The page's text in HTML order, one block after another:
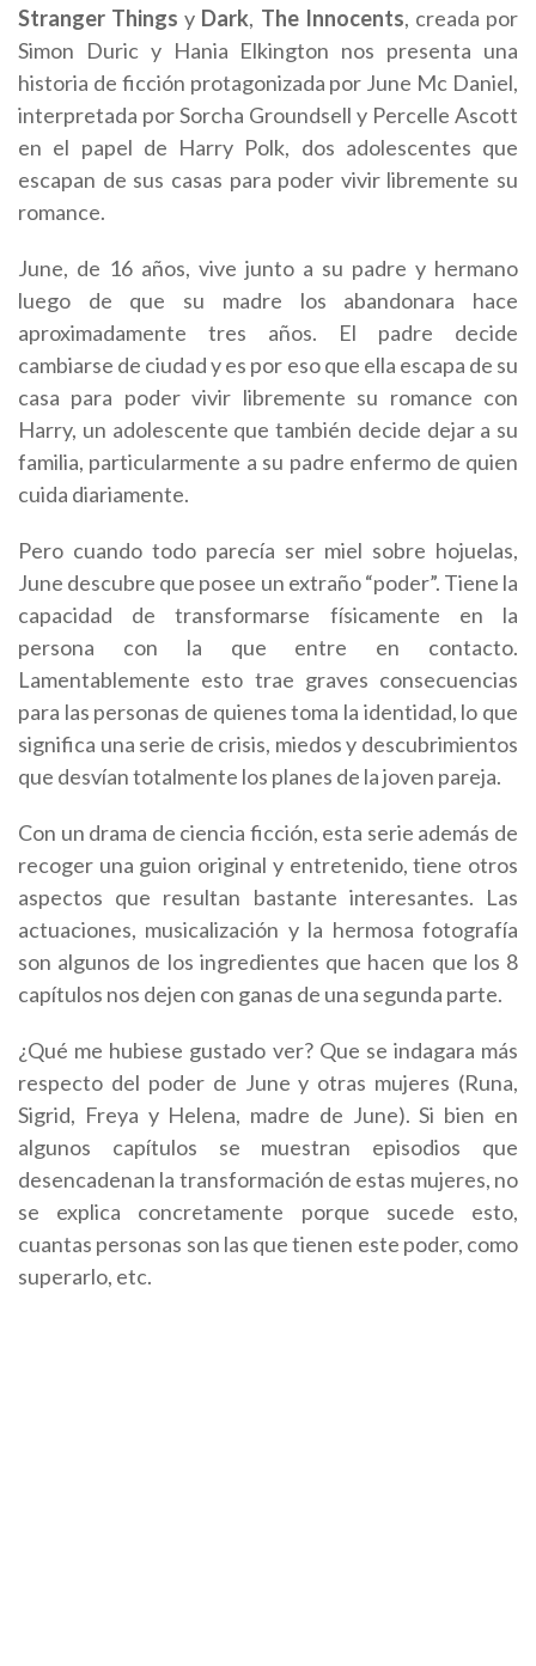
Stranger Things y Dark, The Innocents, creada por
Simon Duric y Hania Elkington nos presenta una
historia de ficción protagonizada por June Mc Daniel,
interpretada por Sorcha Groundsell y Percelle Ascott
en el papel de Harry Polk, dos adolescentes que
escapan de sus casas para poder vivir libremente su
romance.
June, de 16 años, vive junto a su padre y hermano
luego de que su madre los abandonara hace
aproximadamente tres años. El padre decide
cambiarse de ciudad y es por eso que ella escapa de su
casa para poder vivir libremente su romance con
Harry, un adolescente que también decide dejar a su
familia, particularmente a su padre enfermo de quien
cuida diariamente.
Pero cuando todo parecía ser miel sobre hojuelas,
June descubre que posee un extraño “poder”. Tiene la
capacidad de transformarse físicamente en la
persona con la que entre en contacto.
Lamentablemente esto trae graves consecuencias
para las personas de quienes toma la identidad, lo que
significa una serie de crisis, miedos y descubrimientos
que desvían totalmente los planes de la joven pareja.
Con un drama de ciencia ficción, esta serie además de
recoger una guion original y entretenido, tiene otros
aspectos que resultan bastante interesantes. Las
actuaciones, musicalización y la hermosa fotografía
son algunos de los ingredientes que hacen que los 8
capítulos nos dejen con ganas de una segunda parte.
¿Qué me hubiese gustado ver? Que se indagara más
respecto del poder de June y otras mujeres (Runa,
Sigrid, Freya y Helena, madre de June). Si bien en
algunos capítulos se muestran episodios que
desencadenan la transformación de estas mujeres, no
se explica concretamente porque sucede esto,
cuantas personas son las que tienen este poder, como
superarlo, etc.